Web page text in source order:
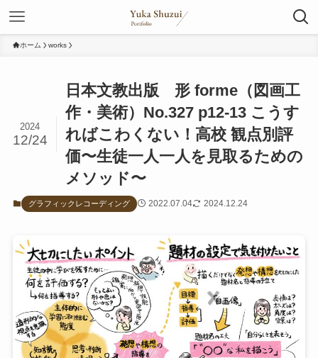
ホーム works
日本文教出版 形 forme（図画工
作・美術）No.327 p12-13 こうす
ればこわくない！高校 観点別評
価〜生徒一人一人を見取るための
メソッド〜
2024
12/24
グラフィックレコーディング 2022.07.04 2024.12.24